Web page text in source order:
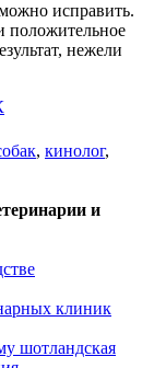
исправить.
положительное
нежели
, кинолог,
и
клиник
шотландская